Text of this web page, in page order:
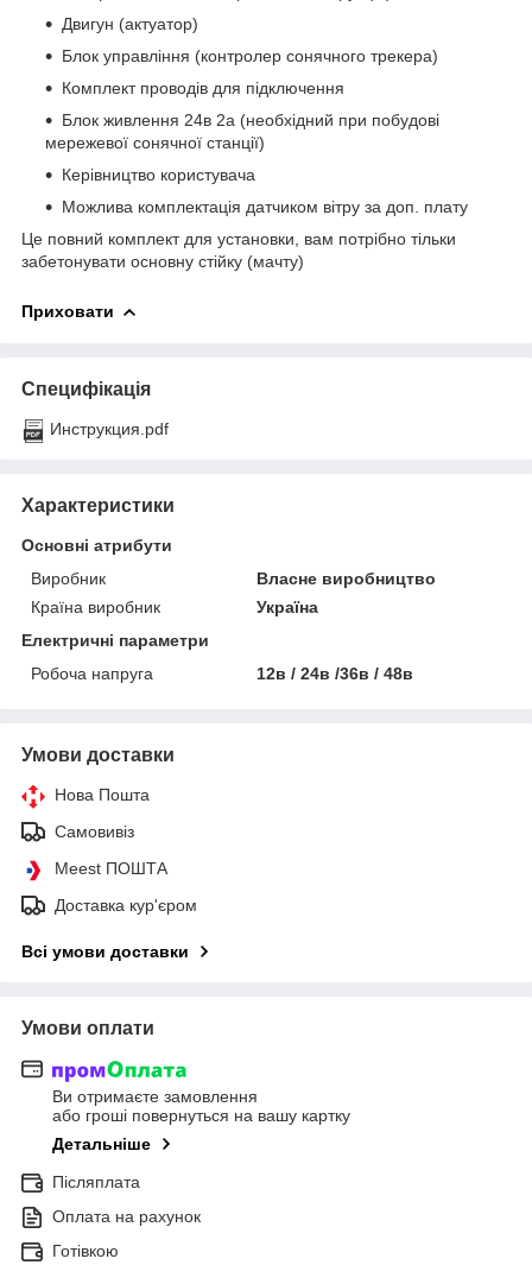
Двигун (актуатор)
Блок управління (контролер сонячного трекера)
Комплект проводів для підключення
Блок живлення 24в 2а (необхідний при побудові
мережевої сонячної станції)
Керівництво користувача
Можлива комплектація датчиком вітру за доп. плату
Це повний комплект для установки, вам потрібно тільки
забетонувати основну стійку (мачту)
Приховати
Специфікація
Инструкция.pdf
Характеристики
Основні атрибути
Виробник
Власне виробництво
Країна виробник
Україна
Електричні параметри
Робоча напруга
12в / 24в /36в / 48в
Умови доставки
Нова Пошта
Самовивіз
Meest ПОШТА
Доставка кур'єром
Всі умови доставки
Умови оплати
Ви отримаєте замовлення
або гроші повернуться на вашу картку
Детальніше
Післяплата
Оплата на рахунок
Готівкою